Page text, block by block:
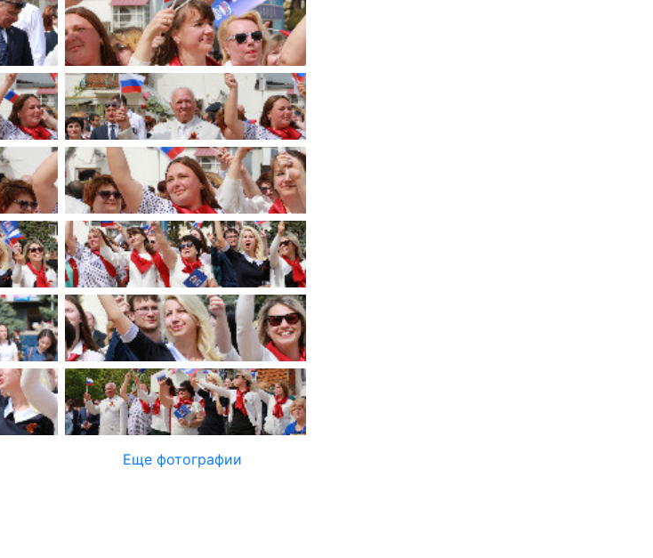
имуществе и обязательствах
имущественного характера
План работы и график сессий
ОБРАЩЕНИЯ
Написать обращение
Просмотр своего обращения
Установленные формы
обращений
Порядок и время приема
Порядок обжалования
Обзоры обращений лиц
Законодательная карта
Порядок оказания бесплатной
юридической помощи
Еще фотографии